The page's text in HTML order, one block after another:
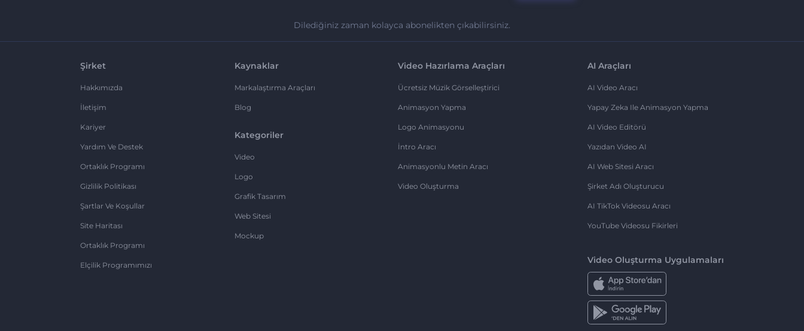
Dilediğiniz zaman kolayca abonelikten çıkabilirsiniz.
Şirket
Hakkımızda
İletişim
Kariyer
Yardım Ve Destek
Ortaklık Programı
Gizlilik Politikası
Şartlar Ve Koşullar
Site Haritası
Ortaklık Programı
Elçilik Programımızı
Kaynaklar
Markalaştırma Araçları
Blog
Kategoriler
Video
Logo
Grafik Tasarım
Web Sitesi
Mockup
Video Hazırlama Araçları
Ücretsiz Müzik Görselleştirici
Animasyon Yapma
Logo Animasyonu
İntro Aracı
Animasyonlu Metin Aracı
Video Oluşturma
AI Araçları
AI Video Aracı
Yapay Zeka Ile Animasyon Yapma
AI Video Editörü
Yazıdan Video AI
AI Web Sitesi Aracı
Şirket Adı Oluşturucu
AI TikTok Videosu Aracı
YouTube Videosu Fikirleri
Video Oluşturma Uygulamaları